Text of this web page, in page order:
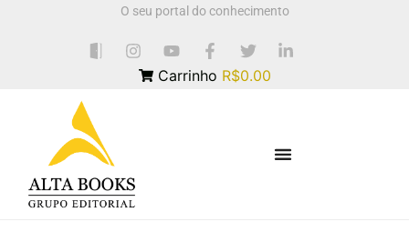
O seu portal do conhecimento
Carrinho R$0.00